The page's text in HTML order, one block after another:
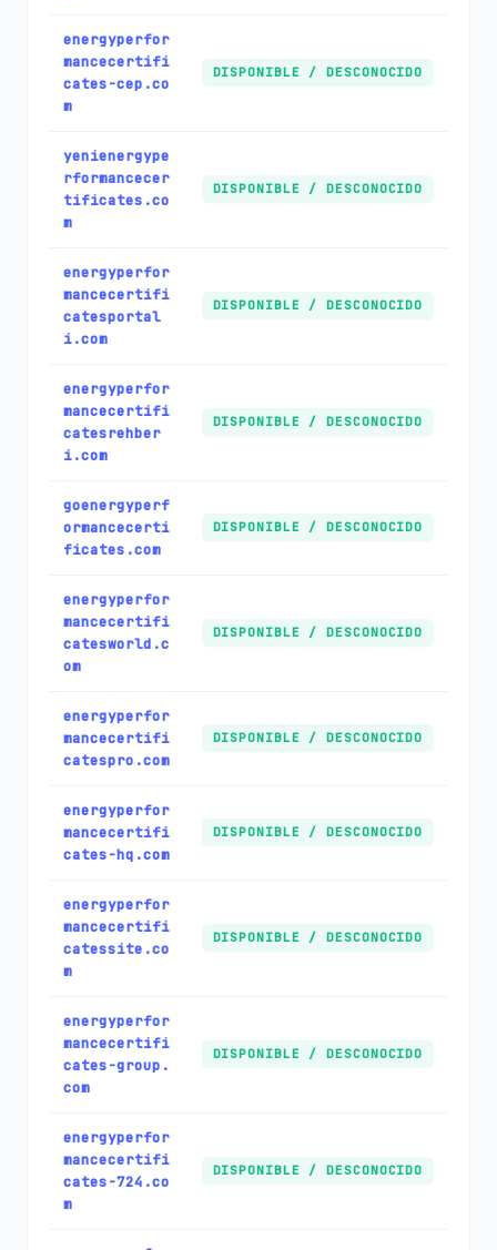
energyperfor
mancecertifi
cates-cep.co
m
DISPONIBLE / DESCONOCIDO
yenienergype
rformancecer
tificates.co
m
DISPONIBLE / DESCONOCIDO
energyperfor
mancecertifi
catesportal
i.com
DISPONIBLE / DESCONOCIDO
energyperfor
mancecertifi
catesrehber
i.com
DISPONIBLE / DESCONOCIDO
goenergyperf
ormancecerti
ficates.com
DISPONIBLE / DESCONOCIDO
energyperfor
mancecertifi
catesworld.c
om
DISPONIBLE / DESCONOCIDO
energyperfor
mancecertifi
catespro.com
DISPONIBLE / DESCONOCIDO
energyperfor
mancecertifi
cates-hq.com
DISPONIBLE / DESCONOCIDO
energyperfor
mancecertifi
catessite.co
m
DISPONIBLE / DESCONOCIDO
energyperfor
mancecertifi
cates-group.
com
DISPONIBLE / DESCONOCIDO
energyperfor
mancecertifi
cates-724.co
m
DISPONIBLE / DESCONOCIDO